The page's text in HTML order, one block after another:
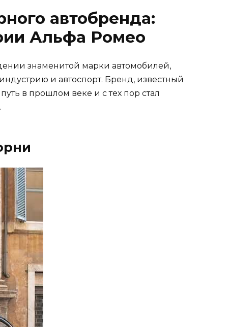
автобренда:
Альфа Ромео
знаменитой марки автомобилей,
и автоспорт. Бренд, известный
в прошлом веке и с тех пор стал